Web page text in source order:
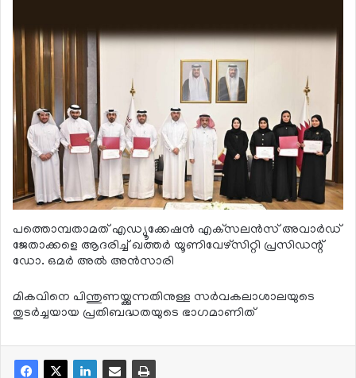
പത്തൊമ്പതാമത് എഡ്യൂക്കേഷന്‍ എക്‌സലന്‍സ് അവാര്‍ഡ്
ജേതാക്കളെ ആദരിച്ച് ഖത്തര്‍ യൂണിവേഴ്സിറ്റി പ്രസിഡന്റ്
ഡോ. ഒമര്‍ അല്‍ അന്‍സാരി
മികവിനെ പിന്തുണയ്ക്കുന്നതിനുള്ള സര്‍വകലാശാലയുടെ
തുടര്‍ച്ചയായ പ്രതിബദ്ധതയുടെ ഭാഗമാണിത്